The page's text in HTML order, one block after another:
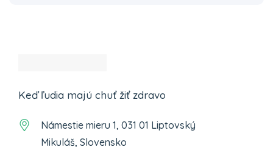
Keď ľudia majú chuť žiť zdravo
Námestie mieru 1, 031 01 Liptovský
Mikuláš, Slovensko